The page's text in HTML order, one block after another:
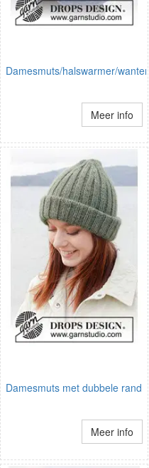
Damesmuts/halswarmer/wanten
Meer info
Damesmuts met dubbele rand
Meer info